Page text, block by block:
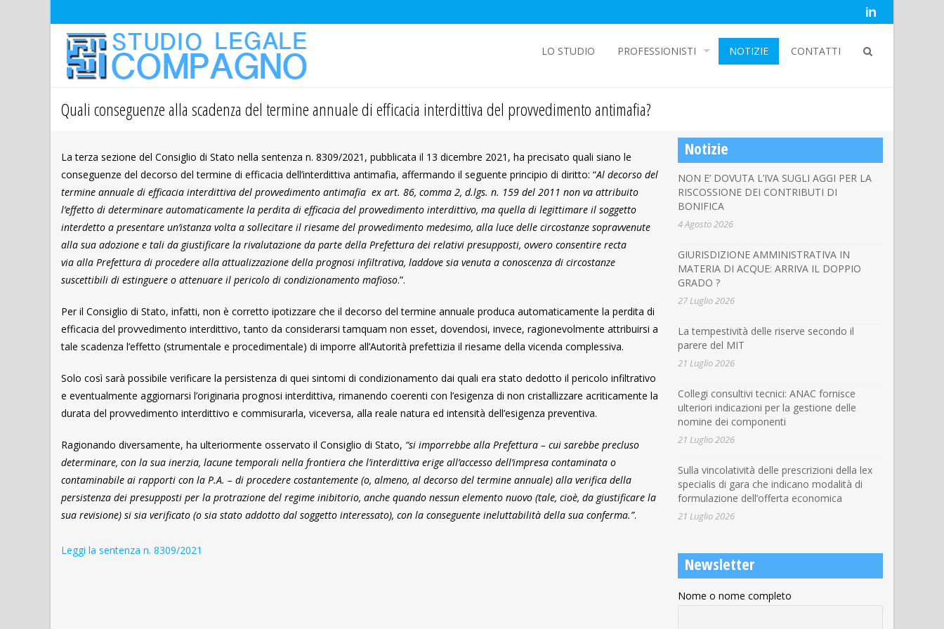
LO STUDIO PROFESSIONISTI NOTIZIE CONTATTI
Quali conseguenze alla scadenza del termine annuale di efficacia interdittiva del provvedimento antimafia?
La terza sezione del Consiglio di Stato nella sentenza n. 8309/2021, pubblicata il 13 dicembre 2021, ha precisato quali siano le
conseguenze del decorso del termine di efficacia dell’interdittiva antimafia, affermando il seguente principio di diritto: “Al decorso del
termine annuale di efficacia interdittiva del provvedimento antimafia ex art. 86, comma 2, d.lgs. n. 159 del 2011 non va attribuito
l’effetto di determinare automaticamente la perdita di efficacia del provvedimento interdittivo, ma quella di legittimare il soggetto
interdetto a presentare un’istanza volta a sollecitare il riesame del provvedimento medesimo, alla luce delle circostanze sopravvenute
alla sua adozione e tali da giustificare la rivalutazione da parte della Prefettura dei relativi presupposti, ovvero consentire recta
via alla Prefettura di procedere alla attualizzazione della prognosi infiltrativa, laddove sia venuta a conoscenza di circostanze
suscettibili di estinguere o attenuare il pericolo di condizionamento mafioso.”.
Per il Consiglio di Stato, infatti, non è corretto ipotizzare che il decorso del termine annuale produca automaticamente la perdita di
efficacia del provvedimento interdittivo, tanto da considerarsi tamquam non esset, dovendosi, invece, ragionevolmente attribuirsi a
tale scadenza l’effetto (strumentale e procedimentale) di imporre all’Autorità prefettizia il riesame della vicenda complessiva.
Solo così sarà possibile verificare la persistenza di quei sintomi di condizionamento dai quali era stato dedotto il pericolo infiltrativo
e eventualmente aggiornarsi l’originaria prognosi interdittiva, rimanendo coerenti con l’esigenza di non cristallizzare acriticamente la
durata del provvedimento interdittivo e commisurarla, viceversa, alla reale natura ed intensità dell’esigenza preventiva.
Ragionando diversamente, ha ulteriormente osservato il Consiglio di Stato, “si imporrebbe alla Prefettura – cui sarebbe precluso
determinare, con la sua inerzia, lacune temporali nella frontiera che l’interdittiva erige all’accesso dell’impresa contaminata o
contaminabile ai rapporti con la P.A. – di procedere costantemente (o, almeno, al decorso del termine annuale) alla verifica della
persistenza dei presupposti per la protrazione del regime inibitorio, anche quando nessun elemento nuovo (tale, cioè, da giustificare la
sua revisione) si sia verificato (o sia stato addotto dal soggetto interessato), con la conseguente ineluttabilità della sua conferma.”.
Leggi la sentenza n. 8309/2021
Notizie
NON E’ DOVUTA L’IVA SUGLI AGGI PER LA
RISCOSSIONE DEI CONTRIBUTI DI
BONIFICA
4 Agosto 2026
GIURISDIZIONE AMMINISTRATIVA IN
MATERIA DI ACQUE: ARRIVA IL DOPPIO
GRADO ?
27 Luglio 2026
La tempestività delle riserve secondo il
parere del MIT
21 Luglio 2026
Collegi consultivi tecnici: ANAC fornisce
ulteriori indicazioni per la gestione delle
nomine dei componenti
21 Luglio 2026
Sulla vincolatività delle prescrizioni della lex
specialis di gara che indicano modalità di
formulazione dell’offerta economica
21 Luglio 2026
Newsletter
Nome o nome completo